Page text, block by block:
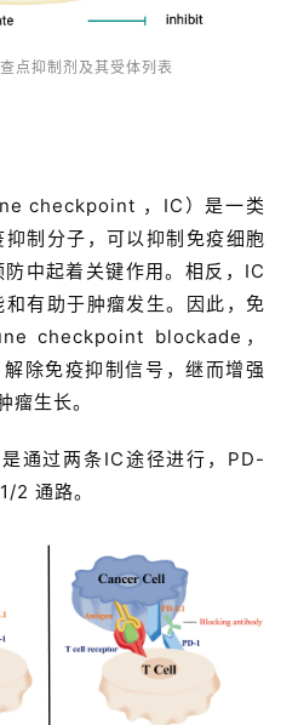
点抑制剂及其受体列表
checkpoint ，IC）是一类
制分子，可以抑制免疫细胞
中起着关键作用。相反，IC
有助于肿瘤发生。因此，免
checkpoint blockade，
除免疫抑制信号，继而增强
瘤生长。
通过两条IC途径进行，PD-
通路。